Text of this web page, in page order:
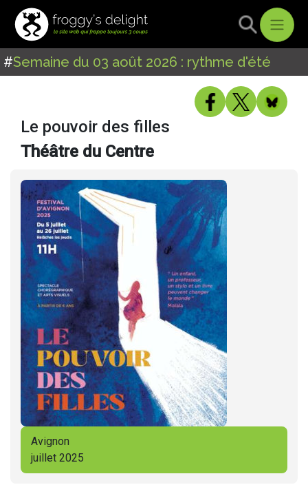
#Semaine du 03 août 2026 : rythme d'été
Le pouvoir des filles
Théâtre du Centre
Avignon
juillet 2025